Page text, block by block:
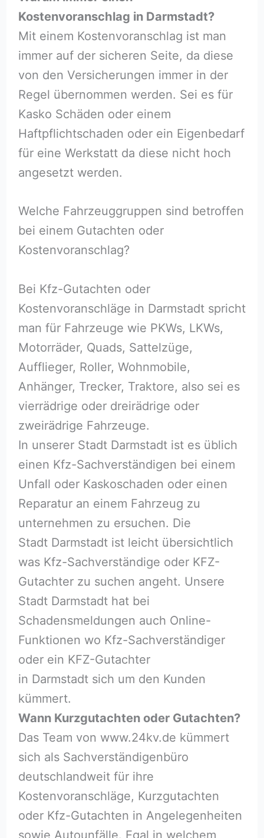
Kostenvoranschlag in Darmstadt?
Mit einem Kostenvoranschlag ist man
immer auf der sicheren Seite, da diese
von den Versicherungen immer in der
Regel übernommen werden. Sei es für
Kasko Schäden oder einem
Haftpflichtschaden oder ein Eigenbedarf
für eine Werkstatt da diese nicht hoch
angesetzt werden.
Welche Fahrzeuggruppen sind betroffen
bei einem Gutachten oder
Kostenvoranschlag?
Bei Kfz-Gutachten oder
Kostenvoranschläge in Darmstadt spricht
man für Fahrzeuge wie PKWs, LKWs,
Motorräder, Quads, Sattelzüge,
Aufflieger, Roller, Wohnmobile,
Anhänger, Trecker, Traktore, also sei es
vierrädrige oder dreirädrige oder
zweirädrige Fahrzeuge.
In unserer Stadt Darmstadt ist es üblich
einen Kfz-Sachverständigen bei einem
Unfall oder Kaskoschaden oder einen
Reparatur an einem Fahrzeug zu
unternehmen zu ersuchen. Die
Stadt Darmstadt ist leicht übersichtlich
was Kfz-Sachverständige oder KFZ-
Gutachter zu suchen angeht. Unsere
Stadt Darmstadt hat bei
Schadensmeldungen auch Online-
Funktionen wo Kfz-Sachverständiger
oder ein KFZ-Gutachter
in Darmstadt sich um den Kunden
kümmert.
Wann Kurzgutachten oder Gutachten?
Das Team von www.24kv.de kümmert
sich als Sachverständigenbüro
deutschlandweit für ihre
Kostenvoranschläge, Kurzgutachten
oder Kfz-Gutachten in Angelegenheiten
sowie Autounfälle. Egal in welchem